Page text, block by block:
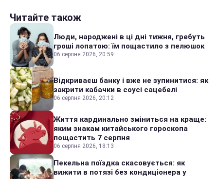
Читайте також
Люди, народжені в ці дні тижня, гребуть
гроші лопатою: їм пощастило з пелюшок
06 серпня 2026, 20:59
Відкриваєш банку і вже не зупинитися: як
закрити кабачки в соусі сацебелі
06 серпня 2026, 20:12
Життя кардинально зміниться на краще:
яким знакам китайського гороскопа
пощастить 7 серпня
06 серпня 2026, 18:13
Пекельна поїздка скасовується: як
вижити в потязі без кондиціонера у